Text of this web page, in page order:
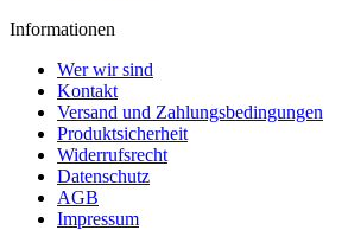
Informationen
Wer wir sind
Kontakt
Versand und Zahlungsbedingungen
Produktsicherheit
Widerrufsrecht
Datenschutz
AGB
Impressum